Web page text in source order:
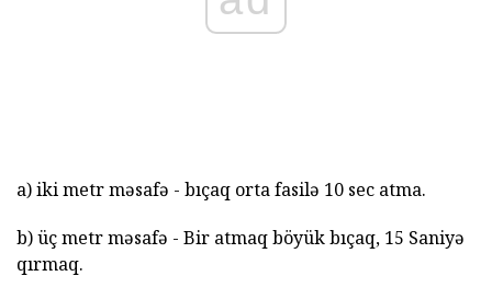
a) iki metr məsafə - bıçaq orta fasilə 10 sec atma.
b) üç metr məsafə - Bir atmaq böyük bıçaq, 15 Saniyə
qırmaq.